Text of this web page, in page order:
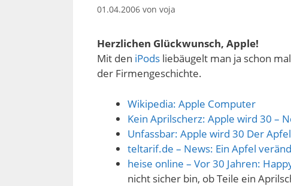
01.04.2006 von voja
Herzlichen Glückwunsch, Apple!
Mit den iPods liebäugelt man ja schon
der Firmengeschichte.
Wikipedia: Apple Computer
Kein Aprilscherz: Apple wird 30 –
Unfassbar: Apple wird 30 Der
teltarif.de – News: Ein Apfel
heise online – Vor 30 Jahren:
nicht sicher bin, ob Teile ein